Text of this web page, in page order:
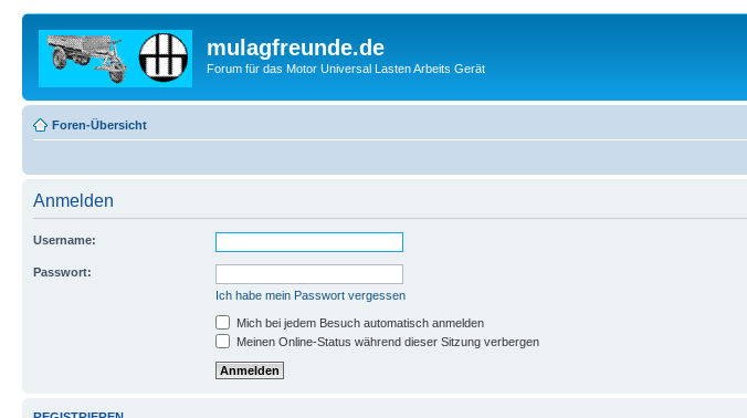
mulagfreunde.de
Forum für das Motor Universal Lasten Arbeits Gerät
Foren-Übersicht
Anmelden
Username:
Passwort:
Ich habe mein Passwort vergessen
Mich bei jedem Besuch automatisch anmelden
Meinen Online-Status während dieser Sitzung verbergen